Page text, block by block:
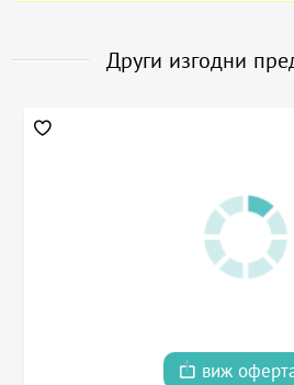
Други изгодни
виж